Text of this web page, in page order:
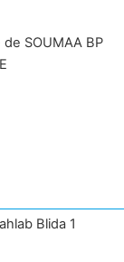
SOUMAA BP
Blida 1